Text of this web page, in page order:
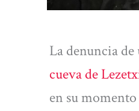
La denuncia
cueva de
en su